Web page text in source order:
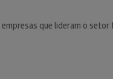
empresas que lideram o setor